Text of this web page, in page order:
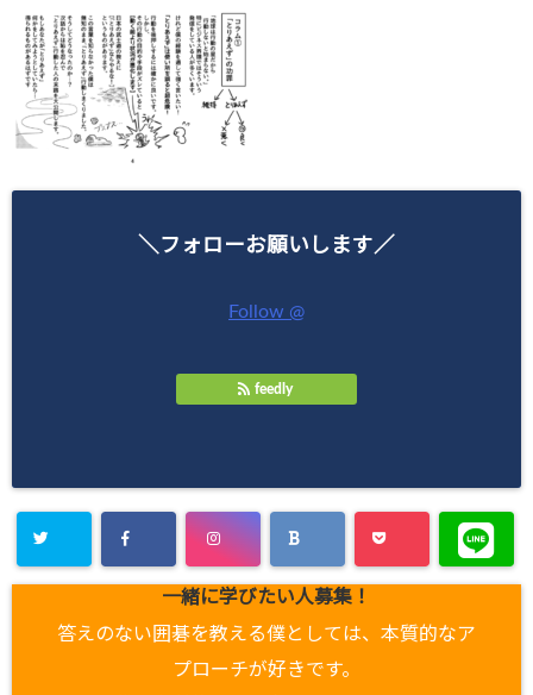
＼フォローお願いします／
Follow @
feedly
一緒に学びたい人募集！
答えのない囲碁を教える僕としては、本質的なア
プローチが好きです。